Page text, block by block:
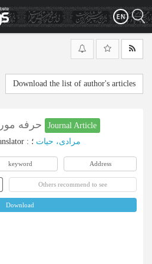
Download the list of author's articles
Journal Article
: مرادی، حیات ؛
keyword Address
Others recommend to see
Download